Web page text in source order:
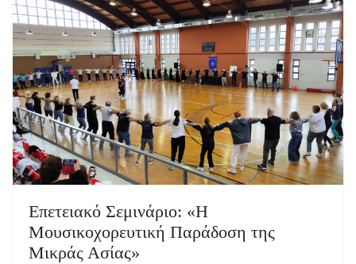
Επετειακό Σεμινάριο: «Η
Μουσικοχορευτική Παράδοση της
Μικράς Ασίας»